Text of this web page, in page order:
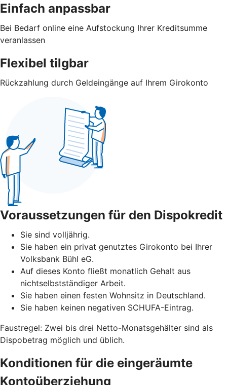
Einfach anpassbar
Bei Bedarf online eine Aufstockung Ihrer Kreditsumme
veranlassen
Flexibel tilgbar
Rückzahlung durch Geldeingänge auf Ihrem Girokonto
Voraussetzungen für den Dispokredit
Sie sind volljährig.
Sie haben ein privat genutztes Girokonto bei Ihrer
Volksbank Bühl eG.
Auf dieses Konto fließt monatlich Gehalt aus
nichtselbstständiger Arbeit.
Sie haben einen festen Wohnsitz in Deutschland.
Sie haben keinen negativen SCHUFA-Eintrag.
Faustregel: Zwei bis drei Netto-Monatsgehälter sind als
Dispobetrag möglich und üblich.
Konditionen für die eingeräumte
Kontoüberziehung